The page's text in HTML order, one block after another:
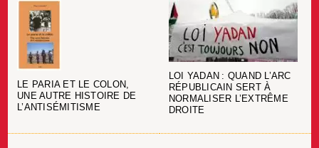
LE PARIA ET LE COLON,
UNE AUTRE HISTOIRE DE
L’ANTISÉMITISME
LOI YADAN : QUAND L’ARC
RÉPUBLICAIN SERT À
NORMALISER L’EXTRÊME
DROITE